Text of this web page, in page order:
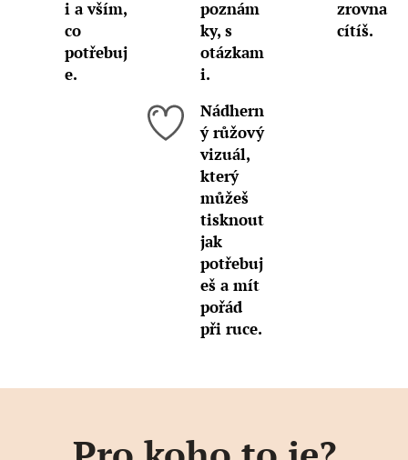
i a vším,
co
potřebuj
e.
poznám
ky, s
otázkam
i.
zrovna
cítíš.
Nádhern
ý růžový
vizuál,
který
můžeš
tisknout
jak
potřebuj
eš a mít
pořád
při ruce.